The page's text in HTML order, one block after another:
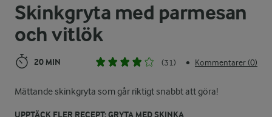
Skinkgryta med parmesan
och vitlök
20 MIN (31) • Kommentarer (0)
Mättande skinkgryta som går riktigt snabbt att göra!
UPPTÄCK FLER RECEPT: GRYTA MED SKINKA